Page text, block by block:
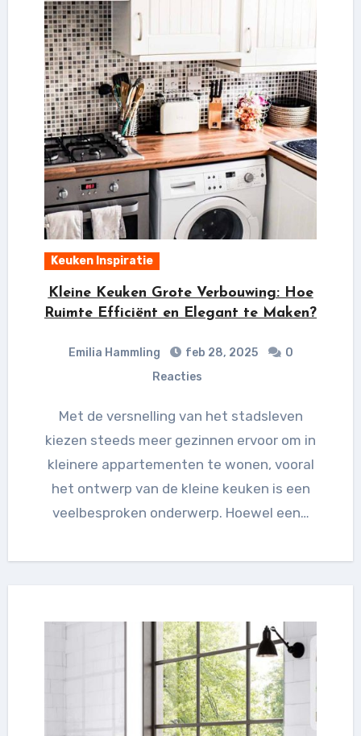
Keuken Inspiratie
Kleine Keuken Grote Verbouwing: Hoe
Ruimte Efficiënt en Elegant te Maken?
Emilia Hammling feb 28, 2025
0
Reacties
Met de versnelling van het stadsleven
kiezen steeds meer gezinnen ervoor om in
kleinere appartementen te wonen, vooral
het ontwerp van de kleine keuken is een
veelbesproken onderwerp. Hoewel een…